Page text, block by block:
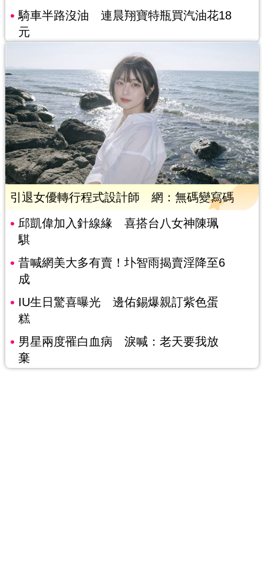
騎車半路沒油 連晨翔寶特瓶買汽油花18
元
引退女優轉行程式設計師 網：無碼變寫碼
邱凱偉加入針線緣 喜搭台八女神陳珮
騏
昔喊網美大多有賣！圤智雨揭賣淫降至6
成
IU生日驚喜曝光 邊佑錫爆親訂紫色蛋
糕
男星兩度罹白血病 淚喊：老天要我放
棄